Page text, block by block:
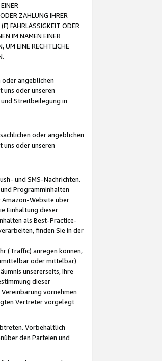
ZAHLUNG IHRER
FAHRLÄSSIGKEIT ODER
IM NAMEN EINER
UM EINE RECHTLICHE
angeblichen
uns oder unseren
Streitbeilegung in
oder angeblichen
uns oder unseren
und SMS-Nachrichten.
Programminhalten
Amazon-Website über
Einhaltung dieser
als Best-Practice-
finden Sie in der
(Traffic) anregen können,
oder mittelbar)
unsererseits, Ihre
dieser
vornehmen
Vertreter vorgelegt
Vorbehaltlich
den Parteien und